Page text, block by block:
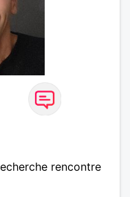
rencontre